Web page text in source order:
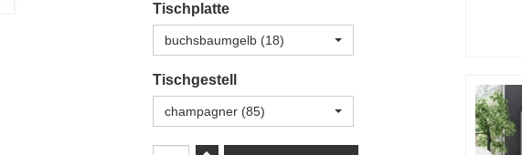
Tischplatte
buchsbaumgelb (18)
Tischgestell
champagner (85)